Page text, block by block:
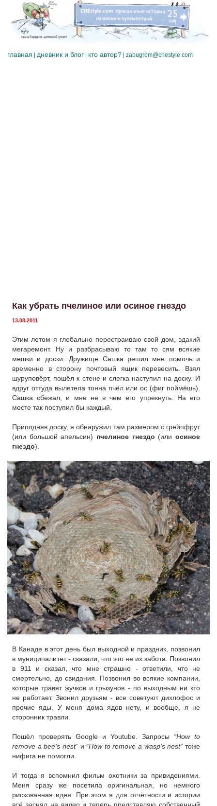
главная | дневник и блог | кто автор? | zabugrom@chestyle.com
Как убрать пчелиное или осиное гнездо
13.08.2011
Этим летом я глобально перестраиваю свой дом, эдакий
мегаремонт. Ну и разбрасываю то там то сям всякие
мешки и доски. Дружище Сашка решил мне помочь и
временно в сторону почтовый ящик перевесить. Взял
шуруповёрт, пошёл к стене и слегка наступил на доску. И
вдруг оттуда вылетела тонна пчёл или ос (фиг поймёшь).
Сашка сбежал, и мне не в чем его упрекнуть. На его
месте так поступил бы каждый.
Приподняв доску, я обнаружил там размером с грейпфрут
(или большой апельсин) пчелиное гнездо (илиосиное
гнездо).
В Канаде в этот день был выходной и праздник, позвонил
в муниципалитет - сказали, что это не их забота. Позвонил
в 911 и сказал, что мне страшно - ответили, что не
смертельно, до свидания. Позвонил во всякие компании,
которые травят жучков и грызунов - по выходным ни кто
не работает. Звонил друзьям - все советуют дихлофос и
прочие яды. У меня дома ядов нету, и вообще, я не
сторонник травли.
Пошёл проверять Google и Youtube. Запросы “How to
remove a bee’s nest”и “How to remove a wasp’s nest” тоже
нифига не помогли.
И тогда я вспомнил фильм охотники за привидениями.
Меня сразу же посетила оригинальная, но немного
рискованная идея. При этом я для отчётности и истории